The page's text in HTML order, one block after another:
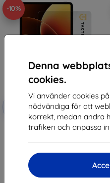
Denna
cookies.
Vi använder cookies
nödvändiga för att
korrekt, medan andra
trafiken och anpassa
-10%
Rabatt
med
kupong
EXTRA10
Tactical Glass Shield for Xiaomi
181 kr
I lager > 5 st